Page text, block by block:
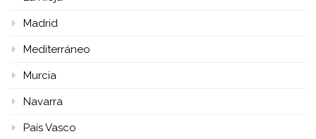
Madrid
Mediterráneo
Murcia
Navarra
País Vasco